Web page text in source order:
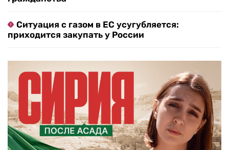
Ситуация с газом в ЕС усугубляется:
приходится закупать у России